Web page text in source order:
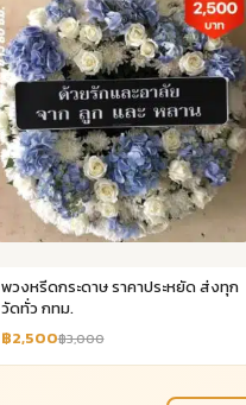
พวงหรีดกระดาษ ราคาประหยัด ส่งทุก
วัดทั่ว กทม.
฿2,500฿3,000